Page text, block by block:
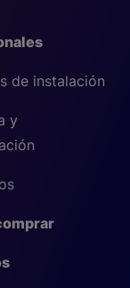
de instalación
y